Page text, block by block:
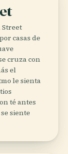
Street
casas de
cruza con
el
le sienta
té antes
siente